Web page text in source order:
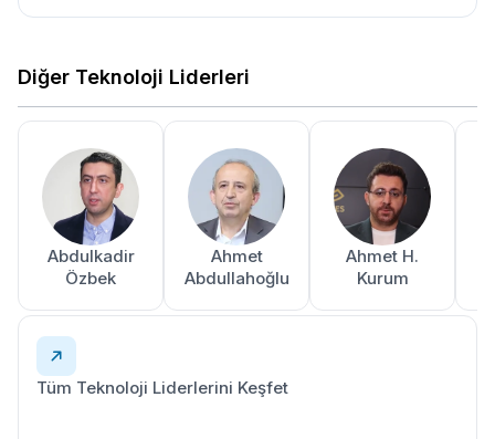
Diğer Teknoloji Liderleri
Abdulkadir
Özbek
Ahmet
Abdullahoğlu
Ahmet H.
Kurum
Tüm Teknoloji Liderlerini Keşfet